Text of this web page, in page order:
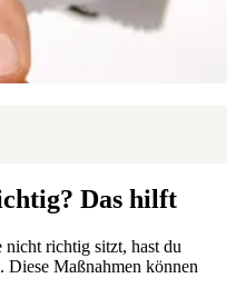
Das hilft
nicht richtig sitzt, hast du
Diese Maßnahmen können